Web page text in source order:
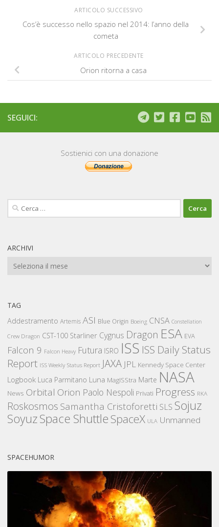
ARTICOLO SUCCESSIVO
Cos’è successo nello spazio nel 2014: l’anno della
cometa
ARTICOLO PRECEDENTE
Orion ritorna a casa
SEGUICI:
Sostienici con una donazione
Ricerca
per:
ARCHIVI
Archivi
TAG
Addestramento Artemis ASI Blue Origin Boeing CNSA Constellation
Crew Dragon CST-100 Starliner Cygnus Dragon ESA EVA
Falcon 9 Falcon Heavy Futura ISRO ISS ISS Daily Status
Report ISS Weekly Status Report JAXA JPL Kennedy Space Center
Logbook Luca Parmitano Luna MagISStra Marte NASA
News Orbital Orion Paolo Nespoli Privati Progress RKA
Roskosmos Samantha Cristoforetti SLS Sojuz
SoyuzSpace ShuttleSpaceX ULA Unmanned
SPACEHUMOR